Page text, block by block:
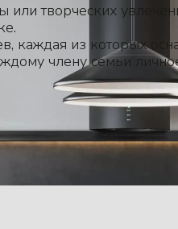
творческих
каждая из которых
члену семьи